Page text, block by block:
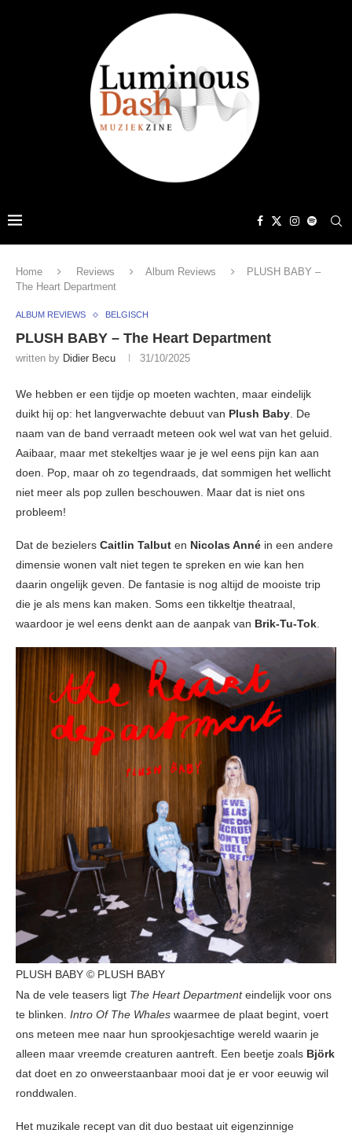
Home Reviews Album Reviews
PLUSH BABY –
The Heart Department
ALBUM REVIEWS BELGISCH
PLUSH BABY – The Heart Department
written by Didier Becu 31/10/2025
We hebben er een tijdje op moeten wachten, maar eindelijk
duikt hij op: het langverwachte debuut van Plush Baby. De
naam van de band verraadt meteen ook wel wat van het geluid.
Aaibaar, maar met stekeltjes waar je je wel eens pijn kan aan
doen. Pop, maar oh zo tegendraads, dat sommigen het wellicht
niet meer als pop zullen beschouwen. Maar dat is niet ons
probleem!
Dat de bezielers Caitlin Talbut en Nicolas Anné in een andere
dimensie wonen valt niet tegen te spreken en wie kan hen
daarin ongelijk geven. De fantasie is nog altijd de mooiste trip
die je als mens kan maken. Soms een tikkeltje theatraal,
waardoor je wel eens denkt aan de aanpak van Brik-Tu-Tok.
PLUSH BABY © PLUSH BABY
Na de vele teasers ligt The Heart Departmenteindelijk voor ons
te blinken. Intro Of The Whales waarmee de plaat begint, voert
ons meteen mee naar hun sprookjesachtige wereld waarin je
alleen maar vreemde creaturen aantreft. Een beetje zoals Björk
dat doet en zo onweerstaanbaar mooi dat je er voor eeuwig wil
ronddwalen.
Het muzikale recept van dit duo bestaat uit eigenzinnige